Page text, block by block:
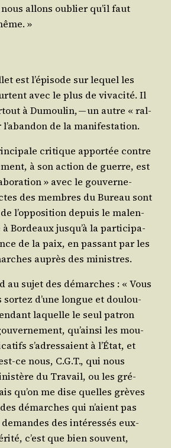
allons oublier qu’il faut
»
est l’é­pi­sode sur lequel les
avec le plus de viva­ci­té. Il
à Dumou­lin, — un autre « ral­
de la manifestation.
cri­tique appor­tée contre
à son action de guerre, est
» avec le gou­ver­ne­
des membres du Bureau sont
l’op­po­si­tion depuis le mal­en­
Bor­deaux jus­qu’à la par­ti­ci­pa­
de la paix, en pas­sant par les
auprès des ministres.
au sujet des démarches : « Vous
sor­tez d’une longue et dou­lou­
laquelle le seul patron
qu’ain­si les mou­
s’a­dres­saient à l’État, et
ce nous, C.G.T., qui nous
du Tra­vail, ou les gré­
qu’on me dise quelles grèves
démarches qui n’aient pas
des inté­res­sés eux-
c’est que bien sou­vent,